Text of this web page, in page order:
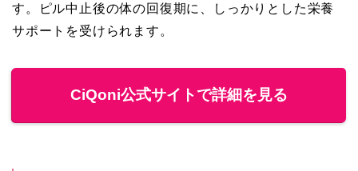
す。ピル中止後の体の回復期に、しっかりとした栄養
サポートを受けられます。
CiQoni公式サイトで詳細を見る